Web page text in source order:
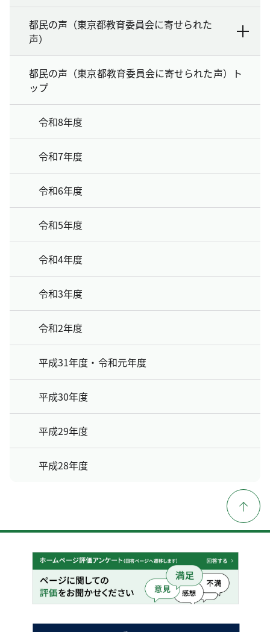
都民の声（東京都教育委員会に寄せられた
声）
都民の声（東京都教育委員会に寄せられた声）ト
ップ
令和8年度
令和7年度
令和6年度
令和5年度
令和4年度
令和3年度
令和2年度
平成31年度・令和元年度
平成30年度
平成29年度
平成28年度